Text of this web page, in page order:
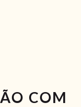
COM